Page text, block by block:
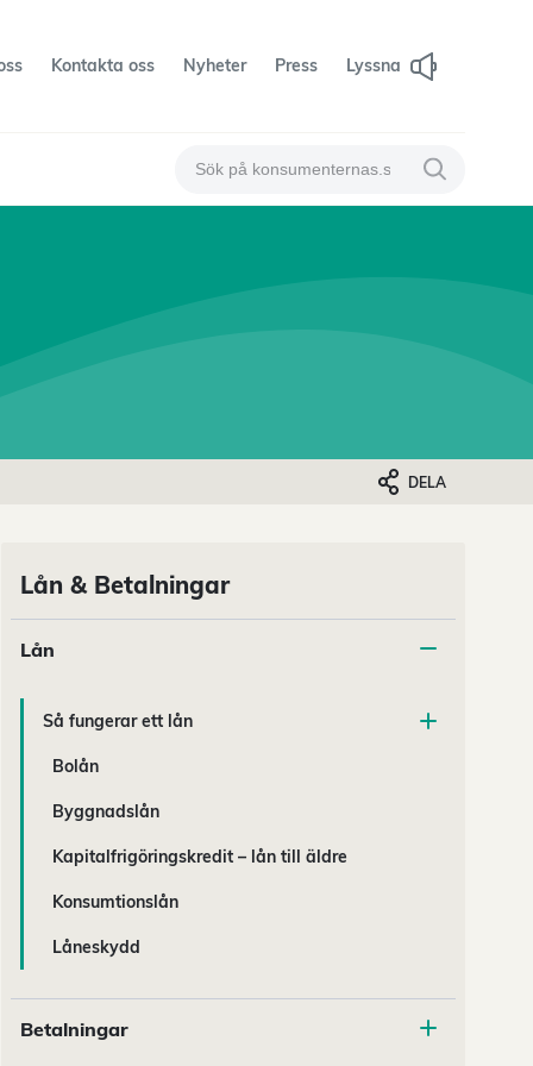
Kontakta oss Nyheter Press Lyssna
Sök på konsumenternas Sök på
DELA
Lån & Betalningar
Lån
Så fungerar ett lån
Bolån
Byggnadslån
Kapitalfrigöringskredit – lån till äldre
Konsumtionslån
Låneskydd
Betalningar